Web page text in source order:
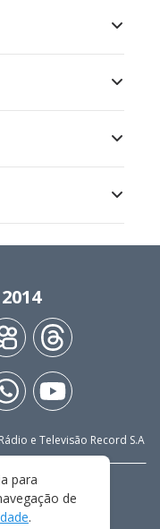
e Televisão Record S.A
USO
para
de
.